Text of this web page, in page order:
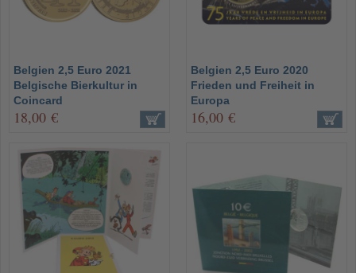
Belgien 2,5 Euro 2021
Belgische Bierkultur in
Coincard
18,00 €
Belgien 2,5 Euro 2020
Frieden und Freiheit in
Europa
16,00 €